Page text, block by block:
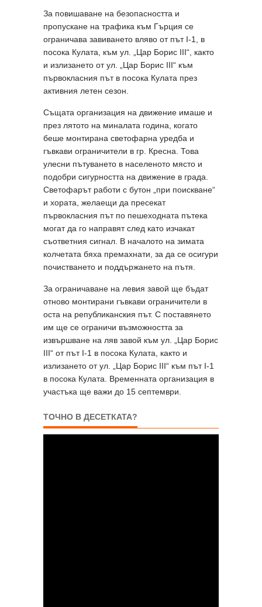
За повишаване на безопасността и
пропускане на трафика към Гърция се
ограничава завиването вляво от път I-1, в
посока Кулата, към ул. „Цар Борис III“, както
и излизането от ул. „Цар Борис III“ към
първокласния път в посока Кулата през
активния летен сезон.
Същата организация на движение имаше и
през лятото на миналата година, когато
беше монтирана светофарна уредба и
гъвкави ограничители в гр. Кресна. Това
улесни пътуването в населеното място и
подобри сигурността на движение в града.
Светофарът работи с бутон „при поискване“
и хората, желаещи да пресекат
първокласния път по пешеходната пътека
могат да го направят след като изчакат
съответния сигнал. В началото на зимата
колчетата бяха премахнати, за да се осигури
почистването и поддържането на пътя.
За ограничаване на левия завой ще бъдат
отново монтирани гъвкави ограничители в
оста на републиканския път. С поставянето
им ще се ограничи възможността за
извършване на ляв завой към ул. „Цар Борис
III“ от път I-1 в посока Кулата, както и
излизането от ул. „Цар Борис III“ към път I-1
в посока Кулата. Временната организация в
участъка ще важи до 15 септември.
ТОЧНО В ДЕСЕТКАТА?